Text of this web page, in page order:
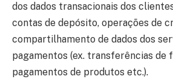
dos dados transacionais dos
contas de depósito, operações de
compartilhamento de dados dos
pagamentos (ex. transferências de
pagamentos de produtos etc.).